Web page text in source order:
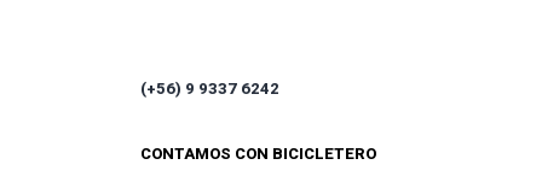
(+56) 9 9337 6242
CONTAMOS CON BICICLETERO